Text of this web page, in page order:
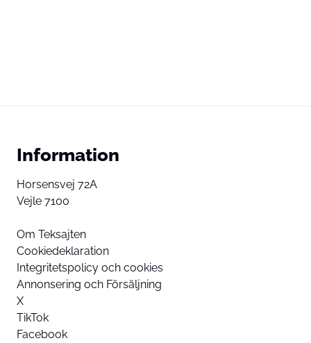
Information
Horsensvej 72A
Vejle 7100
Om Teksajten
Cookiedeklaration
Integritetspolicy och cookies
Annonsering och Försäljning
X
TikTok
Facebook